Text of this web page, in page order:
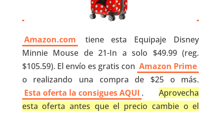
Amazon.com
tiene esta Equipaje Disney
Minnie Mouse de 21-In a solo $49.99 (reg.
$105.59). El envío es gratis con Amazon Prime
o realizando una compra de $25 o más.
Esta oferta la consigues AQUI .Aprovecha
esta oferta antes que el precio cambie o el